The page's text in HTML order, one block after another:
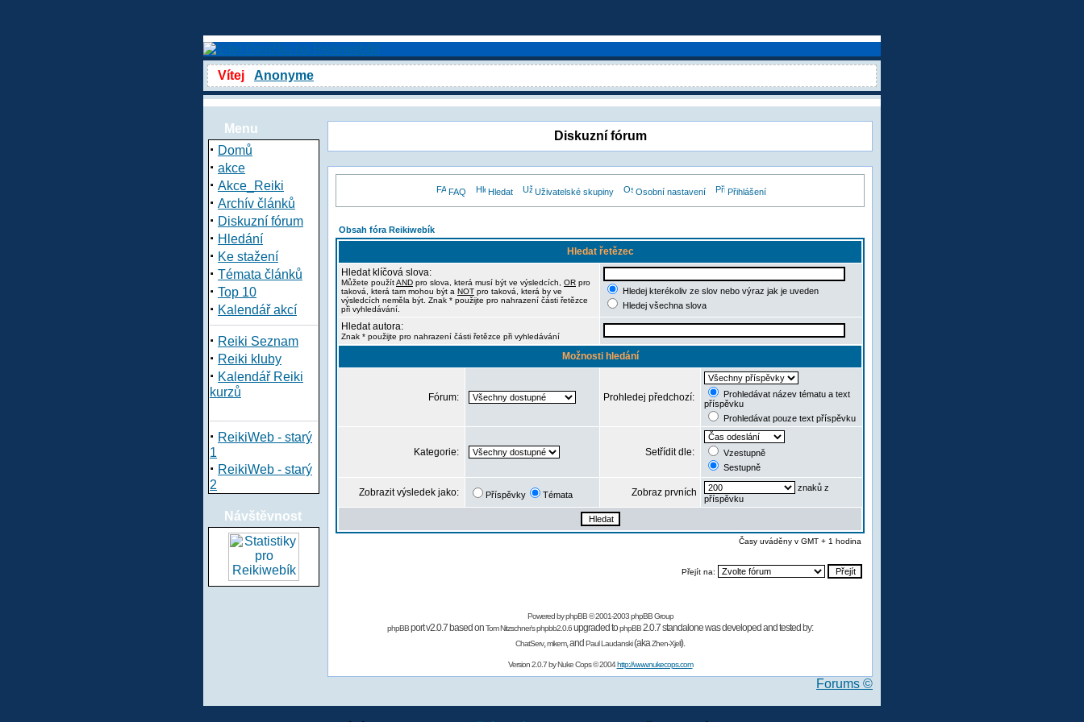
Vítej Anonyme
Menu
· Domů
· akce
· Akce_Reiki
· Archív článků
· Diskuzní fórum
· Hledání
· Ke stažení
· Témata článků
· Top 10
· Kalendář akcí
· Reiki Seznam
· Reiki kluby
· Kalendář Reiki
kurzů
· ReikiWeb - starý
1
· ReikiWeb - starý
2
Návštěvnost
Diskuzní fórum
FAQ Hledat Uživatelské skupiny Osobní nastavení Přihlášení
Obsah fóra Reikiwebík
Hledat řetězec
Hledat klíčová slova:
Můžete použítAND pro slova, která musí být ve výsledcích, OR pro
taková, která tam mohou být a NOT pro taková, která by ve
výsledcích neměla být. Znak * použijte pro nahrazení části řetězce
při vyhledávání.
Hledej kterékoliv ze slov nebo výraz jak je uveden
Hledej všechna slova
Hledat autora:
Znak * použijte pro nahrazení části řetězce při vyhledávání
Možnosti hledání
Fórum: Prohledej předchozí:
Prohledávat název tématu a text
příspěvku
Prohledávat pouze text příspěvku
Kategorie: Setřídit dle:
Vzestupně
Sestupně
Zobrazit výsledek jako: Příspěvky Témata Zobraz prvních
znaků z
příspěvku
Časy uváděny v GMT + 1 hodina
Přejít na:
Powered byphpBB© 2001-2003 phpBB Group
phpBBport v2.0.7 based onTom Nitzschner'sphpbb2.0.6upgraded tophpBB2.0.7 standalone was developed and tested by:
ChatServ,mikem,and Paul Laudanski(akaZhen-Xjell).
Version 2.0.7 byNuke Cops© 2004http://www.nukecops.com
Forums ©